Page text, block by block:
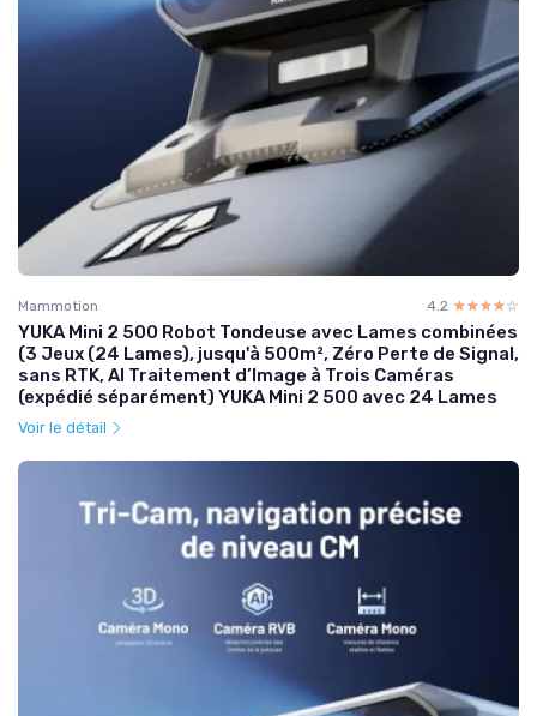
Mammotion 4.2 ☆☆☆☆☆
★★★★★
YUKA Mini 2 500 Robot Tondeuse avec Lames combinées
(3 Jeux (24 Lames), jusqu'à 500m², Zéro Perte de Signal,
sans RTK, AI Traitement d’Image à Trois Caméras
(expédié séparément) YUKA Mini 2 500 avec 24 Lames
Voir le détail